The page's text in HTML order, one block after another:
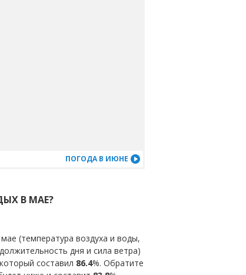
ПОГОДА В ИЮНЕ
В МАЕ?
(температура воздуха и воды,
дня и сила ветра)
составил 86.4%. Обратите